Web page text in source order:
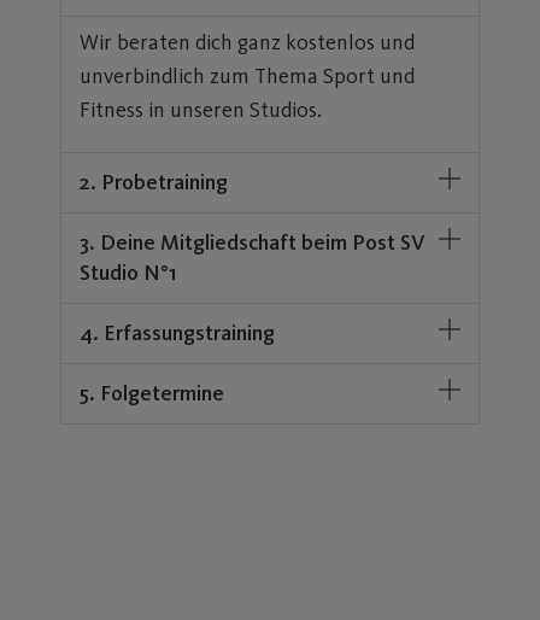
Wir beraten dich ganz kostenlos und
unverbindlich zum Thema Sport und
Fitness in unseren Studios.
2. Probetraining
3. Deine Mitgliedschaft beim Post SV
Studio N°1
4. Erfassungstraining
5. Folgetermine